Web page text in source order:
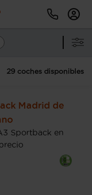
29 coches disponibles
Madrid de
Sportback en